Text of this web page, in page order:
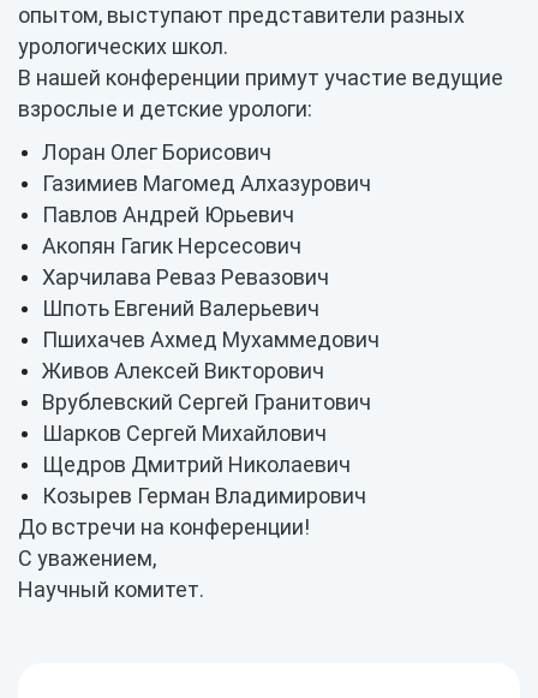
опытом, выступают представители разных
урологических школ.
В нашей конференции примут участие ведущие
взрослые и детские урологи:
Лоран Олег Борисович
Газимиев Магомед Алхазурович
Павлов Андрей Юрьевич
Акопян Гагик Нерсесович
Харчилава Реваз Ревазович
Шпоть Евгений Валерьевич
Пшихачев Ахмед Мухаммедович
Живов Алексей Викторович
Врублевский Сергей Гранитович
Шарков Сергей Михайлович
Щедров Дмитрий Николаевич
Козырев Герман Владимирович
До встречи на конференции!
С уважением,
Научный комитет.